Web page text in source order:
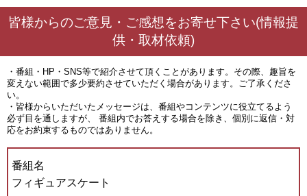
皆様からのご意見・ご感想をお寄せ下さい(情報提
供・取材依頼)
・番組・HP・SNS等で紹介させて頂くことがあります。その際、趣旨を
変えない範囲で多少要約させていただく場合があります。ご了承くださ
い。
・皆様からいただいたメッセージは、番組やコンテンツに役立てるよう
必ず目を通しますが、 番組内でお答えする場合を除き、個別に返信・対
応をお約束するものではありません。
番組名
フィギュアスケート